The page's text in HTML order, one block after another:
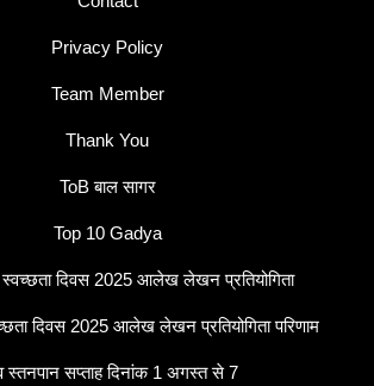
Privacy Policy
Team Member
Thank You
ToB बाल सागर
Top 10 Gadya
स्वच्छता दिवस 2025 आलेख लेखन प्रतियोगिता
दिवस 2025 आलेख लेखन प्रतियोगिता परिणाम
स्तनपान सप्ताह दिनांक 1 अगस्त से 7